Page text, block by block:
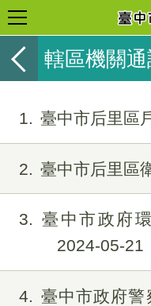
轄區機關
1 臺中市后里區
2 臺中市后里區
3
臺中市政府
2024-05-21
4
臺中市政府警